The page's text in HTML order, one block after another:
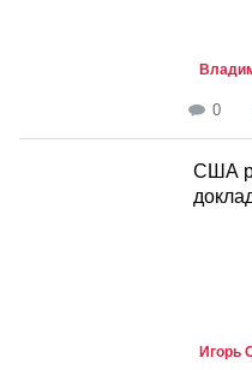
0
США
Игорь